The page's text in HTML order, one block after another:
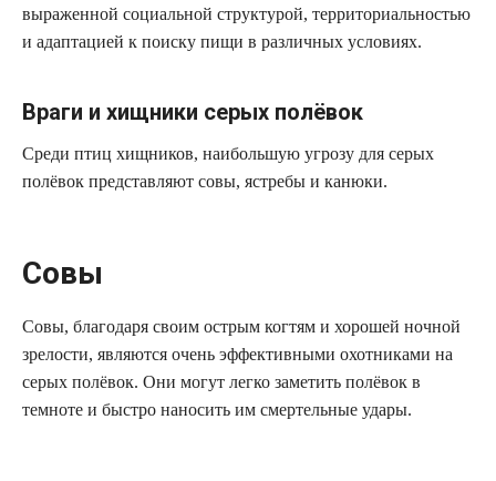
выраженной социальной структурой, территориальностью
и адаптацией к поиску пищи в различных условиях.
Враги и хищники серых полёвок
Среди птиц хищников, наибольшую угрозу для серых
полёвок представляют совы, ястребы и канюки.
Совы
Совы, благодаря своим острым когтям и хорошей ночной
зрелости, являются очень эффективными охотниками на
серых полёвок. Они могут легко заметить полёвок в
темноте и быстро наносить им смертельные удары.